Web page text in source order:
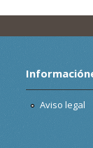
Aviso legal